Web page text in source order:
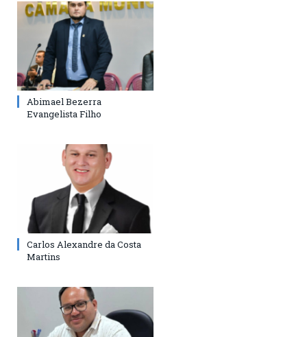
Abimael Bezerra
Evangelista Filho
Carlos Alexandre da Costa
Martins